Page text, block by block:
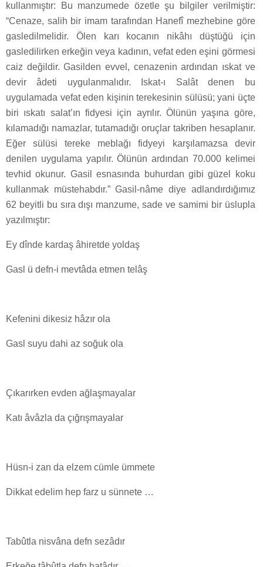
kullanmıştır: Bu manzumede özetle şu bilgiler verilmiştir:
“Cenaze, salih bir imam tarafından Hanefî mezhebine göre
gasledilmelidir. Ölen karı kocanın nikâhı düştüğü için
gasledilirken erkeğin veya kadının, vefat eden eşini görmesi
caiz değildir. Gasilden evvel, cenazenin ardından ıskat ve
devir âdeti uygulanmalıdır. Iskat-ı Salât denen bu
uygulamada vefat eden kişinin terekesinin sülüsü; yani üçte
biri ıskat­ı salat’ın fidyesi için ayrılır. Ölünün yaşına göre,
kılamadığı namazlar, tutamadığı oruçlar takriben hesaplanır.
Eğer sülüs­i tereke meblağı fidyeyi karşılamazsa devir
denilen uygulama yapılır. Ölünün ardından 70.000 kelime­i
tevhid okunur. Gasil esnasında buhurdan gibi güzel koku
kullanmak müstehabdır.” Gasil-nâme diye adlandırdığımız
62 beyitli bu sıra dışı manzume, sade ve samimi bir üslupla
yazılmıştır:
Ey dînde kardaş âhiretde yoldaş
Gasl ü defn-i mevtâda etmen telâş
Kefenini dikesiz hâzır ola
Gasl suyu dahi az soğuk ola
Çıkarırken evden ağlaşmayalar
Katı âvâzla da çığrışmayalar
Hüsn-i zan da elzem cümle ümmete
Dikkat edelim hep farz u sünnete …
Tabûtla nisvâna defn sezâdır